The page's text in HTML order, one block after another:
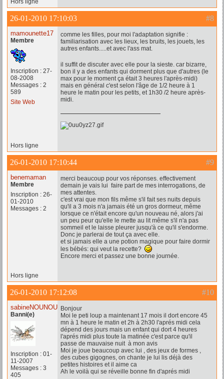
Hors ligne
#8
26-01-2010 17:10:03
mamounette17
Membre
Inscription : 27-
08-2008
Messages : 2
589
Site Web
comme les filles, pour moi l'adaptation signifie :
familiarisation avec les lieux, les bruits, les jouets, les
autres enfants.....et avec l'ass mat.
il suffit de discuter avec elle pour la sieste. car bizarre,
bon il y a des enfants qui dorment plus que d'autres (le
max pour le moment ça était 3 heures l'après-midi)
mais en général c'est selon l'âge de 1/2 heure à 1
heure le matin pour les petits, et 1h30 /2 heure après-
midi.
Hors ligne
#9
26-01-2010 17:10:44
benemaman
Membre
Inscription : 26-
01-2010
Messages : 2
merci beaucoup pour vos réponses. effectivement
demain je vais lui faire part de mes interrogations, de
mes attentes.
c'est vrai que mon fils même s'il fait ses nuits depuis
qu'il a 3 mois n'a jamais été un gros dormeur, même
lorsque ce n'était encore qu'un nouveau né, alors j'ai
un peu peur qu'elle le mette au lit même s'il n'a pas
sommeil et le laisse pleurer jusqu'à ce qu'il s'endorme.
Donc je parlerai de tout ça avec elle.
et si jamais elle a une potion magique pour faire dormir
les bébés: qui veut la recette?
Encore merci et passez une bonne journée.
Hors ligne
#10
26-01-2010 17:12:08
sabineNOUNOU59
Banni(e)
Inscription : 01-
11-2007
Messages : 3
405
Bonjour
Moi le peti loup a maintenant 17 mois il dort encore 45
mn à 1 heure le matin et 2h à 2h30 l'aprés midi cela
dépend des jours mais un enfant qui dort 4 heures
l'aprés midi plus toute la matinée c'est parce qu'il
passe de mauvaise nuit à mon avis
Moi je joue beaucoup avec lui , des jeux de formes ,
des cubes gigognes, on chante je lui lis déjà des
petites histoires et il aime ca
Ah le voilà qui se réveille bonne fin d'aprés midi